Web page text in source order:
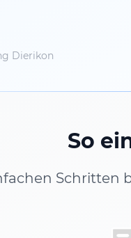
Dierikon
So
Schritten